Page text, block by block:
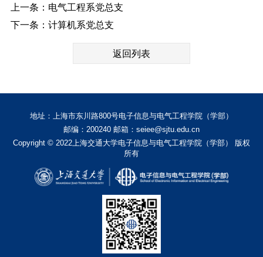
上一条：电气工程系党总支
下一条：计算机系党总支
返回列表
地址：上海市东川路800号电子信息与电气工程学院（学部）
邮编：200240 邮箱：seiee@sjtu.edu.cn
Copyright © 2022上海交通大学电子信息与电气工程学院（学部） 版权
所有